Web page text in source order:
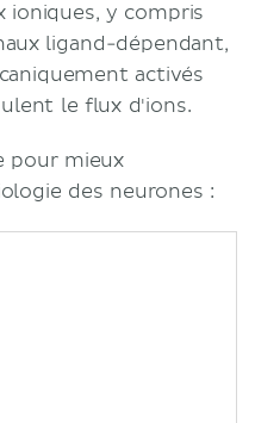
ioniques, y compris
ligand-dépendant,
activés
le flux d'ions.
pour mieux
des neurones :